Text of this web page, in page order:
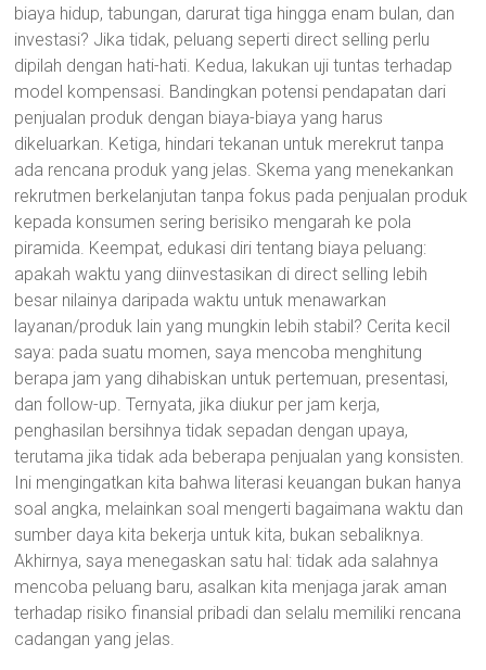
biaya hidup, tabungan, darurat tiga hingga enam bulan, dan
investasi? Jika tidak, peluang seperti direct selling perlu
dipilah dengan hati-hati. Kedua, lakukan uji tuntas terhadap
model kompensasi. Bandingkan potensi pendapatan dari
penjualan produk dengan biaya-biaya yang harus
dikeluarkan. Ketiga, hindari tekanan untuk merekrut tanpa
ada rencana produk yang jelas. Skema yang menekankan
rekrutmen berkelanjutan tanpa fokus pada penjualan produk
kepada konsumen sering berisiko mengarah ke pola
piramida. Keempat, edukasi diri tentang biaya peluang:
apakah waktu yang diinvestasikan di direct selling lebih
besar nilainya daripada waktu untuk menawarkan
layanan/produk lain yang mungkin lebih stabil? Cerita kecil
saya: pada suatu momen, saya mencoba menghitung
berapa jam yang dihabiskan untuk pertemuan, presentasi,
dan follow-up. Ternyata, jika diukur per jam kerja,
penghasilan bersihnya tidak sepadan dengan upaya,
terutama jika tidak ada beberapa penjualan yang konsisten.
Ini mengingatkan kita bahwa literasi keuangan bukan hanya
soal angka, melainkan soal mengerti bagaimana waktu dan
sumber daya kita bekerja untuk kita, bukan sebaliknya.
Akhirnya, saya menegaskan satu hal: tidak ada salahnya
mencoba peluang baru, asalkan kita menjaga jarak aman
terhadap risiko finansial pribadi dan selalu memiliki rencana
cadangan yang jelas.